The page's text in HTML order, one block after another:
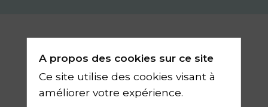
Biographie
Neurologue, ex-Directeur Général de
l’Institut du Cerveau de 2012 à 2024,
A propos des cookies sur ce site
Ce site utilise des cookies visant à
améliorer votre expérience.